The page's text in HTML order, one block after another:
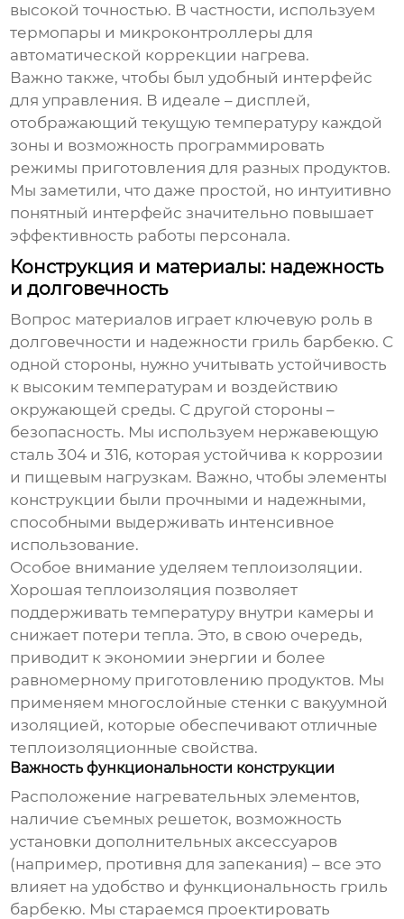
высокой точностью. В частности, используем
термопары и микроконтроллеры для
автоматической коррекции нагрева.
Важно также, чтобы был удобный интерфейс
для управления. В идеале – дисплей,
отображающий текущую температуру каждой
зоны и возможность программировать
режимы приготовления для разных продуктов.
Мы заметили, что даже простой, но интуитивно
понятный интерфейс значительно повышает
эффективность работы персонала.
Конструкция и материалы: надежность
и долговечность
Вопрос материалов играет ключевую роль в
долговечности и надежности гриль барбекю. С
одной стороны, нужно учитывать устойчивость
к высоким температурам и воздействию
окружающей среды. С другой стороны –
безопасность. Мы используем нержавеющую
сталь 304 и 316, которая устойчива к коррозии
и пищевым нагрузкам. Важно, чтобы элементы
конструкции были прочными и надежными,
способными выдерживать интенсивное
использование.
Особое внимание уделяем теплоизоляции.
Хорошая теплоизоляция позволяет
поддерживать температуру внутри камеры и
снижает потери тепла. Это, в свою очередь,
приводит к экономии энергии и более
равномерному приготовлению продуктов. Мы
применяем многослойные стенки с вакуумной
изоляцией, которые обеспечивают отличные
теплоизоляционные свойства.
Важность функциональности конструкции
Расположение нагревательных элементов,
наличие съемных решеток, возможность
установки дополнительных аксессуаров
(например, противня для запекания) – все это
влияет на удобство и функциональность гриль
барбекю. Мы стараемся проектировать